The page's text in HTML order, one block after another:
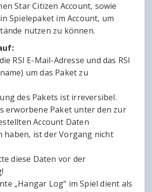
Star Citizen Account, sowie
Spielepaket im Account, um
nutzen zu können.
RSI E-Mail-Adresse und das RSI
um das Paket zu
des Pakets ist irreversibel.
erworbene Paket unter den zur
Account Daten
haben, ist der Vorgang nicht
diese Daten vor der
„Hangar Log“ im Spiel dient als